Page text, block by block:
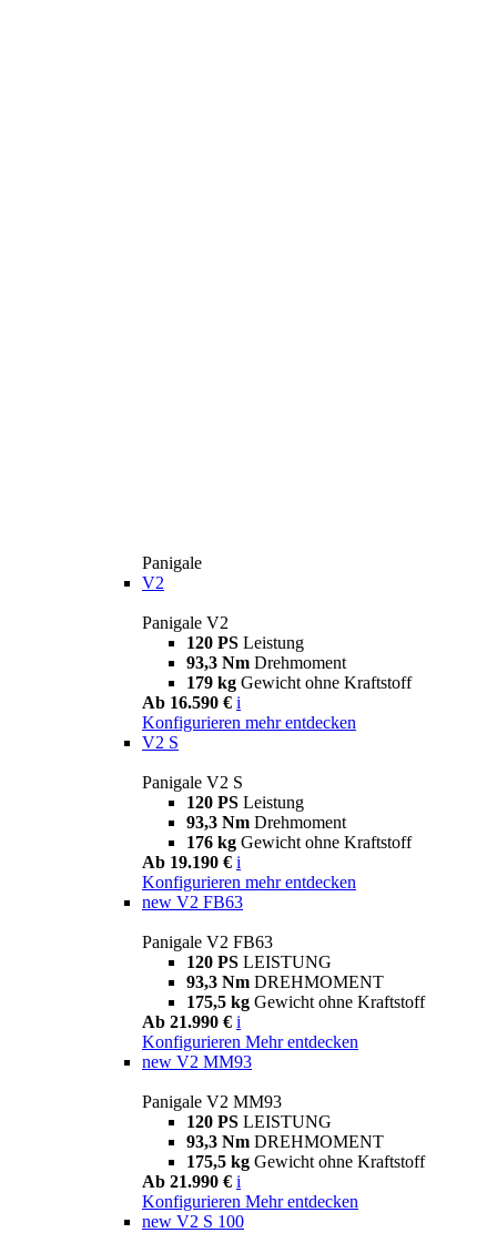
Panigale
V2
Panigale V2
120 PS Leistung
93,3 Nm Drehmoment
179 kg Gewicht ohne Kraftstoff
Ab 16.590 € i
Konfigurieren mehr entdecken
V2 S
Panigale V2 S
120 PS Leistung
93,3 Nm Drehmoment
176 kg Gewicht ohne Kraftstoff
Ab 19.190 € i
Konfigurieren mehr entdecken
new V2 FB63
Panigale V2 FB63
120 PS LEISTUNG
93,3 Nm DREHMOMENT
175,5 kg Gewicht ohne Kraftstoff
Ab 21.990 € i
Konfigurieren Mehr entdecken
new V2 MM93
Panigale V2 MM93
120 PS LEISTUNG
93,3 Nm DREHMOMENT
175,5 kg Gewicht ohne Kraftstoff
Ab 21.990 € i
Konfigurieren Mehr entdecken
new V2 S 100